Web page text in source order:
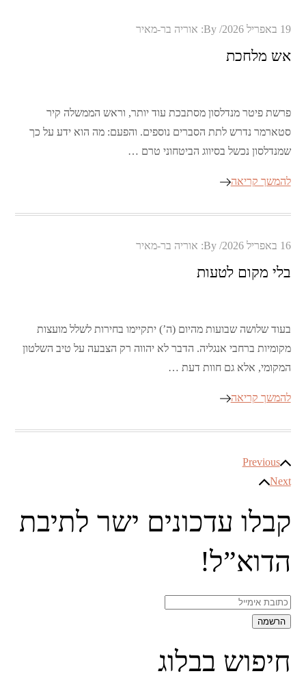
Posted
19 באפריל 2026 By: אוריה בר-מאיר
אש מלחכת
פרשת פיטר מנדלסון מסתבכת עוד יותר, וראש הממשלה קיר
סטארמר נדרש לתת הסברים נוספים. והפעם: מה הוא ידע על כך
שמנדלסון נכשל בסיווג הביטחוני טרם …
להמשך קריאה
Posted
16 באפריל 2026 By: אוריה בר-מאיר
בלי מקום לטעות
בעוד שלושה שבועות מהיום (ה’) יתקיימו בחירות לשלל מועצות
מקומיות ברחבי אנגליה. הדבר לא יהווה רק הצבעה על טיב השלטון
המקומי, אלא גם חוות דעת …
להמשך קריאה
ניווט
Previous
Next
קבלו עדכונים ישר לתיבת
הדוא”ל!
חיפוש בבלוג